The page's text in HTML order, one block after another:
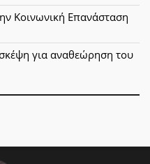
Κοινωνική Επανάσταση
για αναθεώρηση του